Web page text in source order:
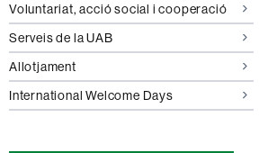
Voluntariat, acció social i cooperació
Serveis de la UAB
Allotjament
International Welcome Days